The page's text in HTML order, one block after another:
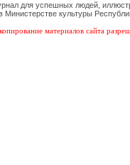
для успешных людей,
Министерстве культуры
материалов сайта